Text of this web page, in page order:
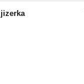
jizerka